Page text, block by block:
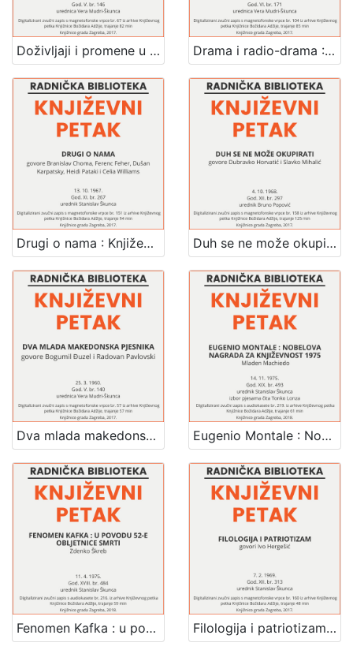
Doživljaji i promene u doživljajnosti : Književni petak, 6. 5. 1960. / govori Oskar Davičo ; urednica Vera Mudri-Škunca Drama i radio-drama : Književni petak, 10. 3. 1961. / govori Borislav Mrkšić ; urednica Vera Mudri-Škunca
Drugi o nama : Književni petak, 13. 10. 1967. / govore Branislav Choma ... [et al.] ; urednik Stanislav Škunca Duh se ne može okupirati : Književni petak, 4. 10. 1968. / govore Dubravko Horvatić i Slavko Mihalić ; urednik Bruno Popović
Dva mlada makedonska pjesnika : Književni petak, 25. 3. 1960. / govore Bogumil Đuzel i Radovan Pavlovski ; urednica Vera Mudri-Škunca Eugenio Montale : Nobelova nagrada za književnost 1975 : Književni petak, dvorana u Novinarskom domu, 14. 11. 1975., br. 493 / Mladen Machiedo ; izbor pjesama čita Tonko Lonza ; urednik Stanislav Škunca
Fenomen Kafka : u povodu 52-e obljetnice smrti : Književni petak, dvorana u Novinarskom domu, 11. 4. 1975., br. 484 / Zdenko Škreb ; urednik Stanislav Škunca Filologija i patriotizam : Književni petak, 7. 2. 1969. / govori Ivo Hergešić ; urednik Stanislav Škunca